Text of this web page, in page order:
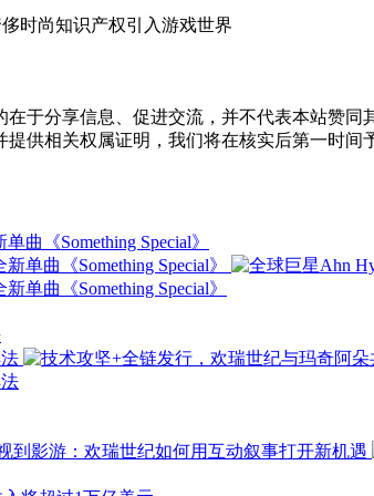
时尚知识产权引入游戏世界
于分享信息、促进交流，并不代表本站赞
供相关权属证明，我们将在核实后第一时间
曲《Something Special》